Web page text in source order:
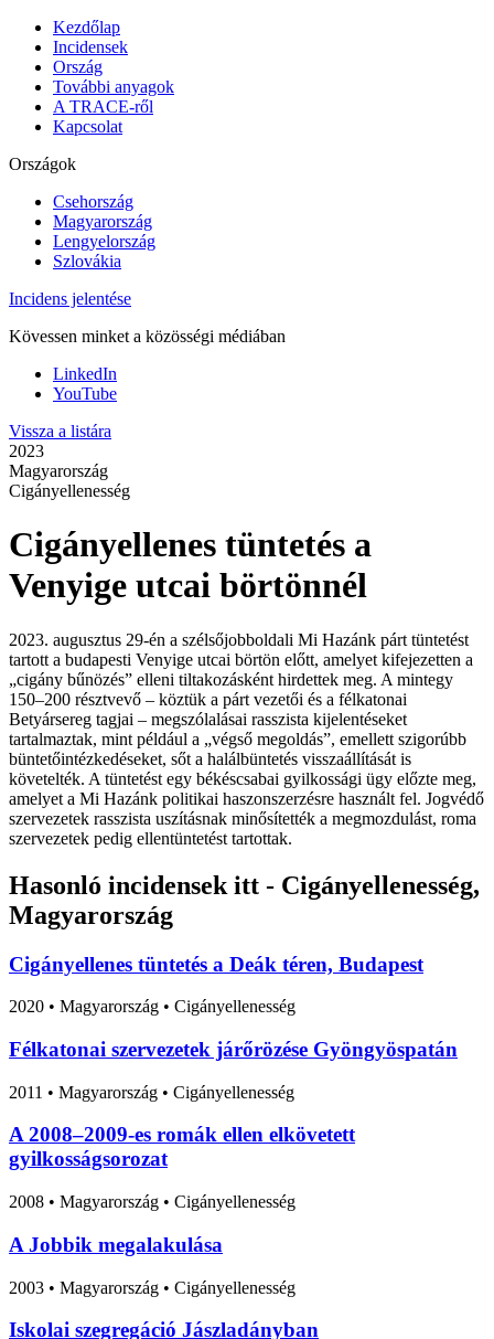
Kezdőlap
Incidensek
Ország
További anyagok
A TRACE-ről
Kapcsolat
Országok
Csehország
Magyarország
Lengyelország
Szlovákia
Incidens jelentése
Kövessen minket a közösségi médiában
LinkedIn
YouTube
Vissza a listára
2023
Magyarország
Cigányellenesség
Cigányellenes tüntetés a
Venyige utcai börtönnél
2023. augusztus 29-én a szélsőjobboldali Mi Hazánk párt tüntetést
tartott a budapesti Venyige utcai börtön előtt, amelyet kifejezetten a
„cigány bűnözés” elleni tiltakozásként hirdettek meg. A mintegy
150–200 résztvevő – köztük a párt vezetői és a félkatonai
Betyársereg tagjai – megszólalásai rasszista kijelentéseket
tartalmaztak, mint például a „végső megoldás”, emellett szigorúbb
büntetőintézkedéseket, sőt a halálbüntetés visszaállítását is
követelték. A tüntetést egy békéscsabai gyilkossági ügy előzte meg,
amelyet a Mi Hazánk politikai haszonszerzésre használt fel. Jogvédő
szervezetek rasszista uszításnak minősítették a megmozdulást, roma
szervezetek pedig ellentüntetést tartottak.
Hasonló incidensek itt - Cigányellenesség,
Magyarország
Cigányellenes tüntetés a Deák téren, Budapest
2020 • Magyarország • Cigányellenesség
Félkatonai szervezetek járőrözése Gyöngyöspatán
2011 • Magyarország • Cigányellenesség
A 2008–2009-es romák ellen elkövetett
gyilkosságsorozat
2008 • Magyarország • Cigányellenesség
A Jobbik megalakulása
2003 • Magyarország • Cigányellenesség
Iskolai szegregáció Jászladányban